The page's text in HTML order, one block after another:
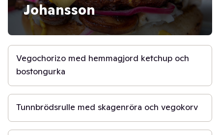
Johansson
1 t
Vegochorizo med hemmagjord ketchup och
bostongurka
45 min
Tunnbrödsrulle med skagenröra och vegokorv
40 min